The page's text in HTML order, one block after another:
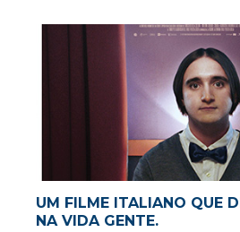
UM FILME ITALIANO QUE
NA VIDA GENTE.